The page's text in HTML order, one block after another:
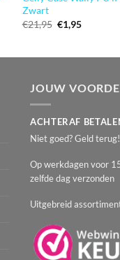
Zwart
€21,95
prijs
€1,95Huidige
JOUW
ACHTERAF
Niet goed? Geld terug!
Op werkdagen voor
zelfde dag verzonden
Uitgebreid